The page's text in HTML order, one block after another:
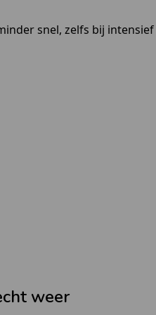
snel, zelfs bij
weer